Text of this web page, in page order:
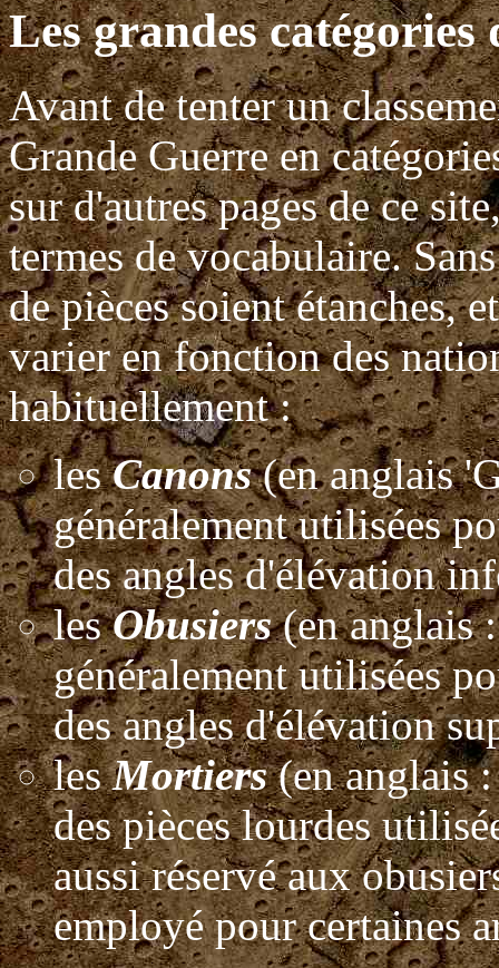
Les grandes
Avant de tenter un
Grande Guerre en
sur d'autres pages de ce
termes de vocabulaire.
de pièces soient étanches,
varier en fonction des
habituellement :
lesCanons(en anglais
généralement utilisées
des angles d'élévation
lesObusiers(en anglais
généralement utilisées
des angles d'élévation
lesMortiers(en anglais
des pièces lourdes
aussi réservé aux
employé pour certaines